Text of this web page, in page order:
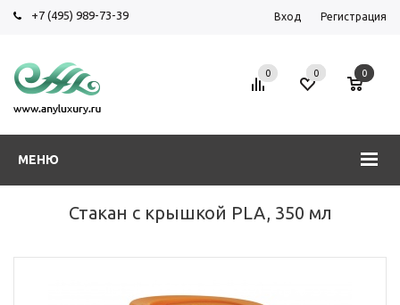
+7 (495) 989-73-39 Вход Регистрация
МЕНЮ
0 0 0
Стакан с крышкой PLA, 350 мл